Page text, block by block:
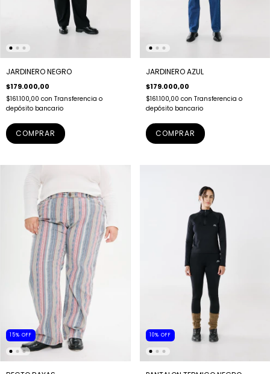
JARDINERO NEGRO
$179.000,00
$161.100,00 con Transferencia o
depósito bancario
COMPRAR
JARDINERO AZUL
$179.000,00
$161.100,00 con Transferencia o
depósito bancario
COMPRAR
15% OFF 10% OFF